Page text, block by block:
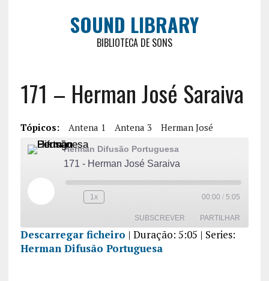
SOUND LIBRARY
BIBLIOTECA DE SONS
171 – Herman José Saraiva
Tópicos: Antena 1 Antena 3 Herman José
Herman Difusão Portuguesa
171 - Herman José Saraiva
1x 00:00 / 5:05
SUBSCREVER PARTILHAR
PARTILHA
Descarregar ficheiro | Duração: 5:05 | Series:
Herman Difusão Portuguesa